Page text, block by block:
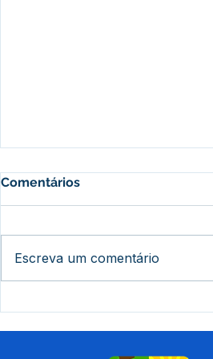
Comentários
Escreva um comentário